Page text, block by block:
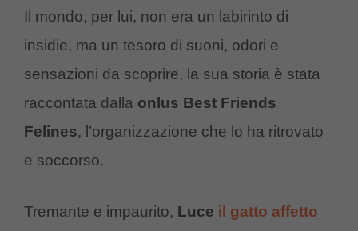
Il mondo, per lui, non era un labirinto di
insidie, ma un tesoro di suoni, odori e
sensazioni da scoprire, la sua storia è stata
raccontata dalla onlus Best Friends
Felines, l’organizzazione che lo ha ritrovato
e soccorso.
Tremante e impaurito, Luce il gatto affetto